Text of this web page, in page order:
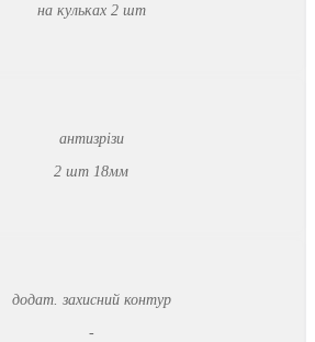
на кульках 2 шт
антизрізи
2 шт 18мм
додат. захисний контур
-